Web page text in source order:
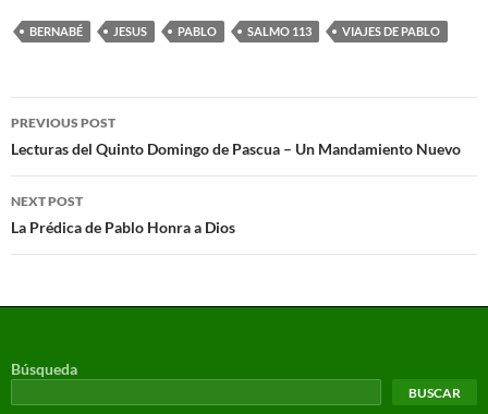
BERNABÉ JESUS PABLO SALMO 113 VIAJES DE PABLO
PREVIOUS POST
Lecturas del Quinto Domingo de Pascua – Un Mandamiento Nuevo
NEXT POST
La Prédica de Pablo Honra a Dios
Búsqueda
BUSCAR